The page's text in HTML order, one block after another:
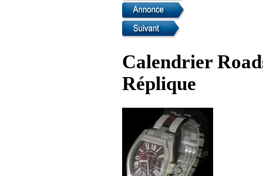
Calendrier
Réplique